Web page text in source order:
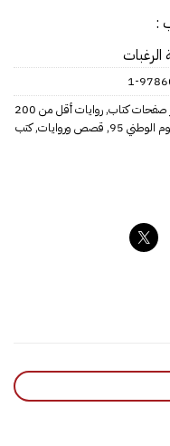
:
الرغبات
صفحات كتاب,
روايات أقل من 200
الوطني 95 , قصص وروايات,كتب